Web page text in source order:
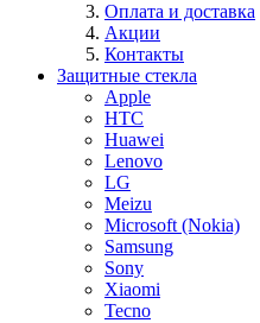
Оплата и доставка
Акции
Контакты
Защитные стекла
Apple
HTC
Huawei
Lenovo
LG
Meizu
Microsoft (Nokia)
Samsung
Sony
Xiaomi
Tecno